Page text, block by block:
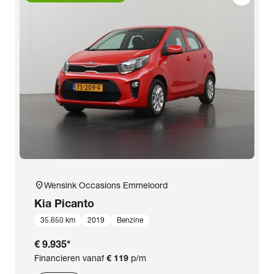
location_onWensink Occasions Emmeloord
Kia Picanto
35.650 km 2019 Benzine
€ 9.935*
Financieren vanaf€ 119 p/m